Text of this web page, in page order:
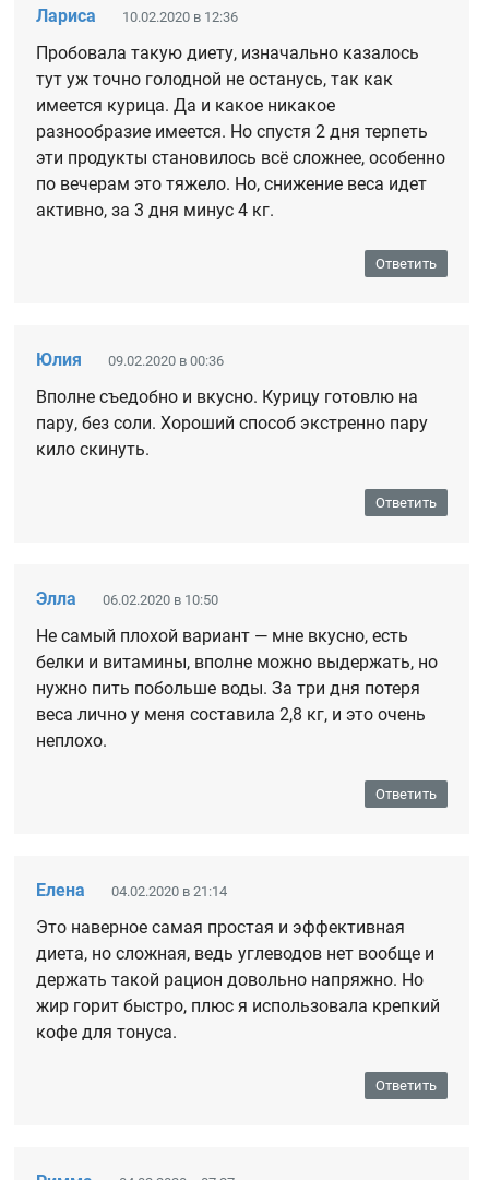
Лариса 10.02.2020 в 12:36
Пробовала такую диету, изначально казалось
тут уж точно голодной не останусь, так как
имеется курица. Да и какое никакое
разнообразие имеется. Но спустя 2 дня терпеть
эти продукты становилось всё сложнее, особенно
по вечерам это тяжело. Но, снижение веса идет
активно, за 3 дня минус 4 кг.
Ответить
Юлия 09.02.2020 в 00:36
Вполне съедобно и вкусно. Курицу готовлю на
пару, без соли. Хороший способ экстренно пару
кило скинуть.
Ответить
Элла 06.02.2020 в 10:50
Не самый плохой вариант — мне вкусно, есть
белки и витамины, вполне можно выдержать, но
нужно пить побольше воды. За три дня потеря
веса лично у меня составила 2,8 кг, и это очень
неплохо.
Ответить
Елена 04.02.2020 в 21:14
Это наверное самая простая и эффективная
диета, но сложная, ведь углеводов нет вообще и
держать такой рацион довольно напряжно. Но
жир горит быстро, плюс я использовала крепкий
кофе для тонуса.
Ответить